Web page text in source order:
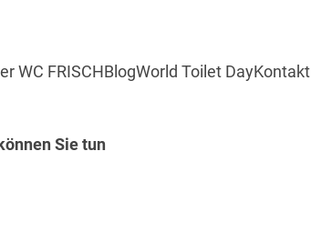
WC FRISCHBlogWorld Toilet DayKontakt
Sie tun